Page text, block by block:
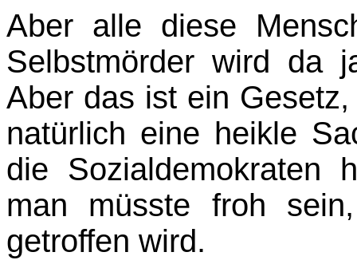
Aber alle diese
Selbstmörder wird da
Aber das ist ein
natürlich eine heikle
die Sozialdemokraten
man müsste froh
getroffen wird.